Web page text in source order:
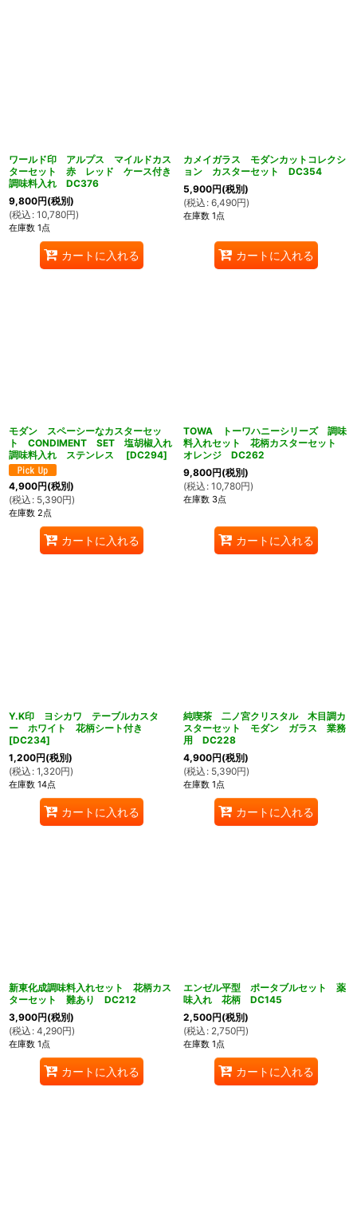
ワールド印 アルプス マイルドカス
ターセット 赤 レッド ケース付き
調味料入れ DC376
9,800円(税別)
(税込 : 10,780円)
在庫数 1点
カートに入れる
カメイガラス モダンカットコレクシ
ョン カスターセット DC354
5,900円(税別)
(税込 : 6,490円)
在庫数 1点
カートに入れる
モダン スペーシーなカスターセッ
ト CONDIMENT SET 塩胡椒入れ
調味料入れ ステンレス
[DC294]
4,900円(税別)
(税込 : 5,390円)
在庫数 2点
カートに入れる
TOWA トーワハニーシリーズ 調味
料入れセット 花柄カスターセット
オレンジ DC262
9,800円(税別)
(税込 : 10,780円)
在庫数 3点
カートに入れる
Y.K印 ヨシカワ テーブルカスタ
ー ホワイト 花柄シート付き
[DC234]
1,200円(税別)
(税込 : 1,320円)
在庫数 14点
カートに入れる
純喫茶 二ノ宮クリスタル 木目調カ
スターセット モダン ガラス 業務
用 DC228
4,900円(税別)
(税込 : 5,390円)
在庫数 1点
カートに入れる
新東化成調味料入れセット 花柄カス
ターセット 難あり DC212
3,900円(税別)
(税込 : 4,290円)
在庫数 1点
カートに入れる
エンゼル平型 ポータブルセット 薬
味入れ 花柄 DC145
2,500円(税別)
(税込 : 2,750円)
在庫数 1点
カートに入れる